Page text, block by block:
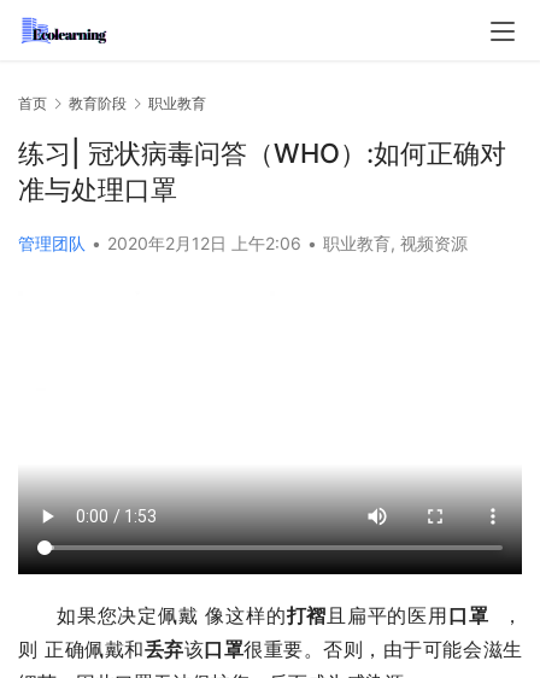
首页 教育阶段 职业教育
练习| 冠状病毒问答（WHO）:如何正确对
准与处理口罩
管理团队 • 2020年2月12日 上午2:06 • 职业教育, 视频资源
如果您决定佩戴 像这样的打褶 且扁平的医用口罩 ，
则 正确佩戴和丢弃该口罩很重要。否则，由于可能会滋生